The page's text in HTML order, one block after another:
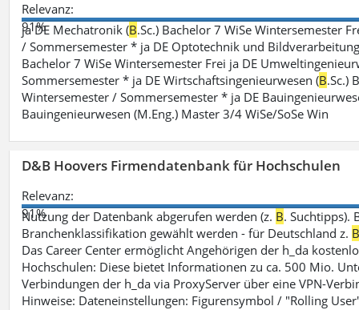
Relevanz:
91%
ja DE Mechatronik (B.Sc.) Bachelor 7 WiSe Wintersemester
/ Sommersemester * ja DE Optotechnik und
Bachelor 7 WiSe Wintersemester Frei ja DE
Sommersemester * ja DE Wirtschaftsingenieurwesen (B.Sc.)
Wintersemester / Sommersemester * ja DE
Bauingenieurwesen (M.Eng.) Master 3/4 WiSe/SoSe Win
D&B Hoovers Firmendatenbank für Hochschulen
Relevanz:
91%
Nutzung der Datenbank abgerufen werden (z. B. Suchtipps).
Branchenklassifikation gewählt werden - für Deutschland z.
Das Career Center ermöglicht Angehörigen der h_da
Hochschulen: Diese bietet Informationen zu ca. 500 Mio.
Verbindungen der h_da via ProxyServer über eine VPN-
Hinweise: Dateneinstellungen: Figurensymbol / "Rolling